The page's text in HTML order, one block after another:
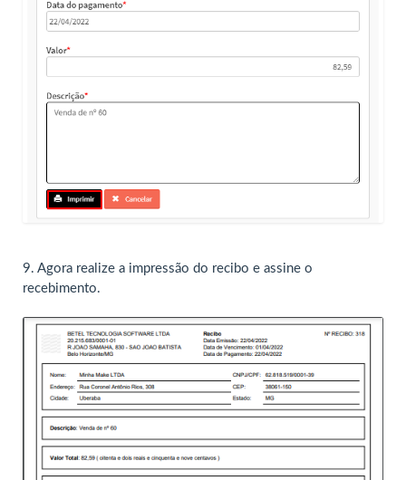
9. Agora realize a impressão do recibo e assine o
recebimento.